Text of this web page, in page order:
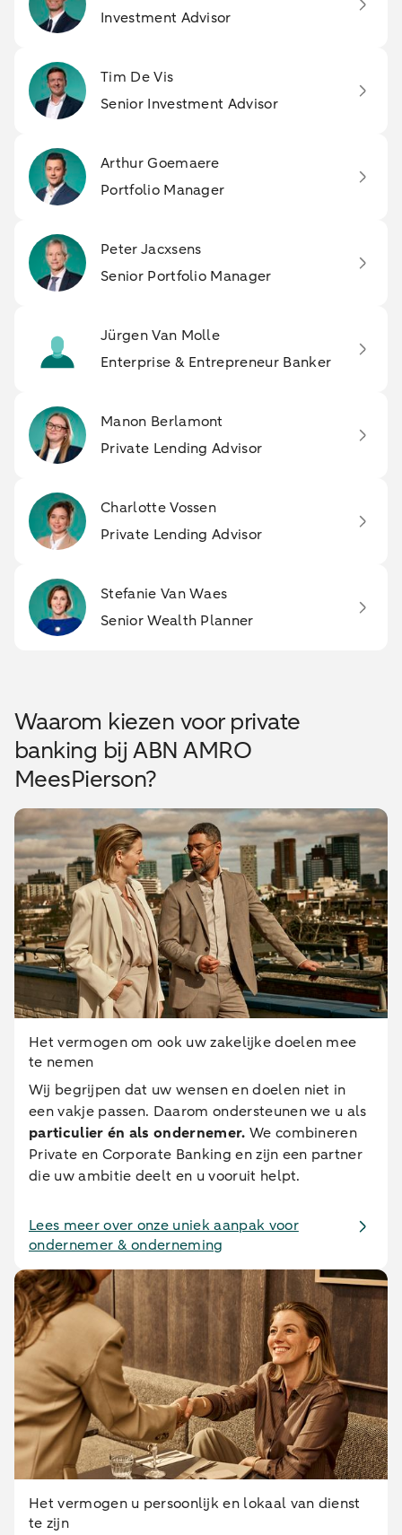
Investment Advisor
Tim De Vis
Senior Investment Advisor
Arthur Goemaere
Portfolio Manager
Peter Jacxsens
Senior Portfolio Manager
Jürgen Van Molle
Enterprise & Entrepreneur Banker
Manon Berlamont
Private Lending Advisor
Charlotte Vossen
Private Lending Advisor
Stefanie Van Waes
Senior Wealth Planner
Waarom kiezen voor private
banking bij ABN AMRO
MeesPierson?
Het vermogen om ook uw zakelijke doelen mee
te nemen
Wij begrijpen dat uw wensen en doelen niet in
een vakje passen. Daarom ondersteunen we u als
particulier én als ondernemer. We combineren
Private en Corporate Banking en zijn een partner
die uw ambitie deelt en u vooruit helpt.
Lees meer over onze uniek aanpak voor
ondernemer & onderneming
Het vermogen u persoonlijk en lokaal van dienst
te zijn